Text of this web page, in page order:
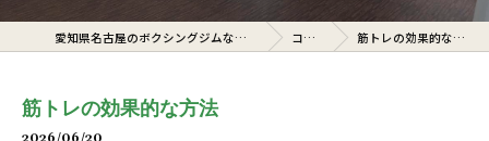
愛知県名古屋のボクシングジムならcerto コラム 筋トレの効果的な方法
筋トレの効果的な方法